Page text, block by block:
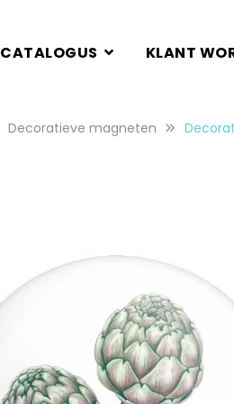
CATALOGUS KLANT
Decoratieve magneten